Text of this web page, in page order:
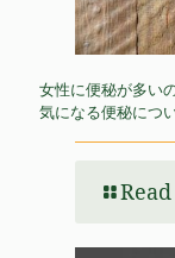
女性に便秘が多い
気になる便秘につ